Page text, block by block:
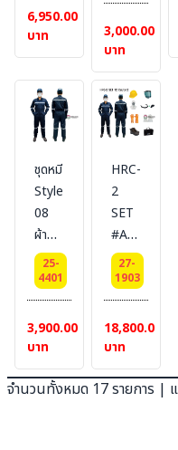
Premium
แบบ
Style
08
ยี่ห้อ
Bestsafe
6,950.00
บาท
TM,
FR
cotton
#Style08
Coverall
FR
fabric
weight
260
g ,
antistatic
water
,
(APTV)
PPE2/HRC2
3,000.00
บาท
ชุดหมี
Style
08
ผ้ากัน
ไฟ
กันน้ำ
เหล็ก
TS-
PROSPLAH-
W-
D3
25-
4401
3,900.00
บาท
HRC-
2
SET
#Arc
flash
protective
Suit
แบบ
Set
12
cal/cm2
27-
1903
18,800.00
บาท
จำนวนทั้งหมด 17 รายการ |